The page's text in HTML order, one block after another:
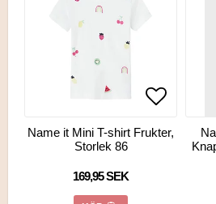
Lägg
Lägg
Name it Mini T-shirt Frukter,
Storlek 86
169,95 SEK